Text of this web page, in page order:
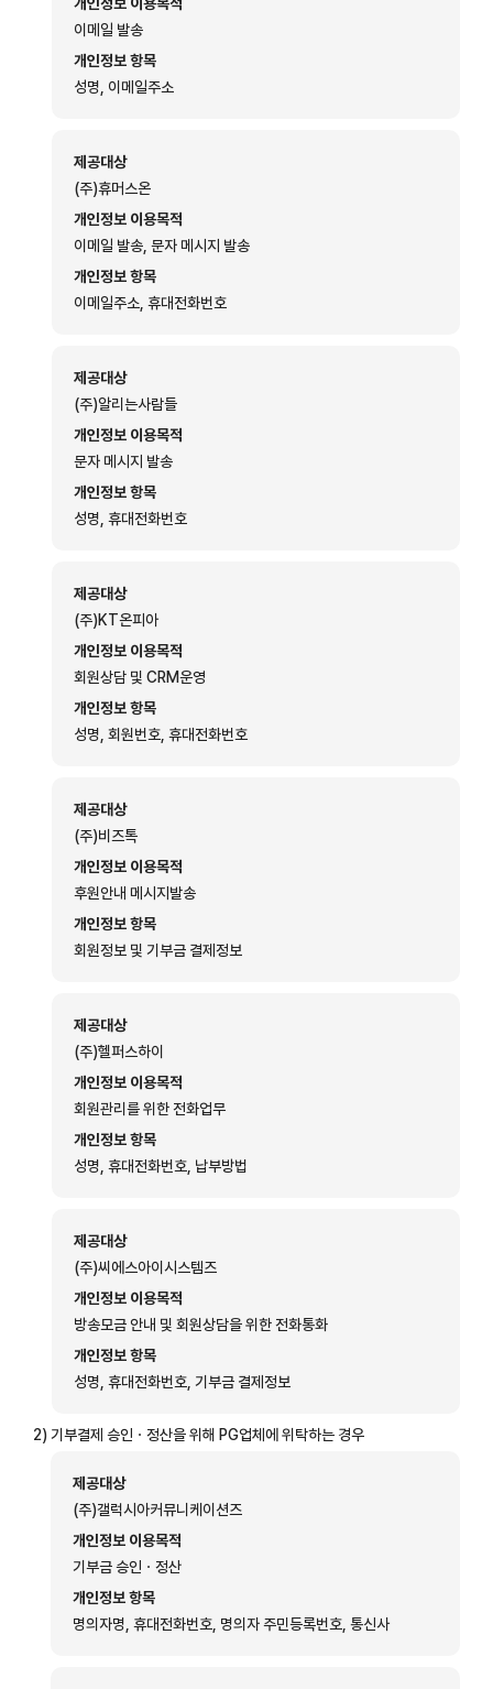
이메일 발송
개인정보 항목
성명, 이메일주소
제공대상
(주)휴머스온
개인정보 이용목적
이메일 발송, 문자 메시지 발송
개인정보 항목
이메일주소, 휴대전화번호
제공대상
(주)알리는사람들
개인정보 이용목적
문자 메시지 발송
개인정보 항목
성명, 휴대전화번호
제공대상
(주)KT온피아
개인정보 이용목적
회원상담 및 CRM운영
개인정보 항목
성명, 회원번호, 휴대전화번호
제공대상
(주)비즈톡
개인정보 이용목적
후원안내 메시지발송
개인정보 항목
회원정보 및 기부금 결제정보
제공대상
(주)헬퍼스하이
개인정보 이용목적
회원관리를 위한 전화업무
개인정보 항목
성명, 휴대전화번호, 납부방법
제공대상
(주)씨에스아이시스템즈
개인정보 이용목적
방송모금 안내 및 회원상담을 위한 전화통화
개인정보 항목
성명, 휴대전화번호, 기부금 결제정보
2) 기부결제 승인ㆍ정산을 위해 PG업체에 위탁하는 경우
제공대상
(주)갤럭시아커뮤니케이션즈
개인정보 이용목적
기부금 승인ㆍ정산
개인정보 항목
명의자명, 휴대전화번호, 명의자 주민등록번호, 통신사